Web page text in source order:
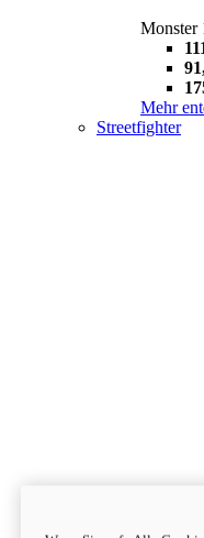
Monster
Mehr
Streetfighter